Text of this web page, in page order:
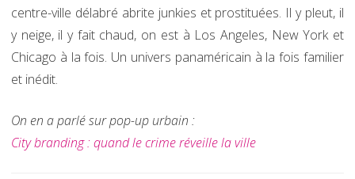
centre-ville délabré abrite junkies et prostituées. Il y pleut, il
y neige, il y fait chaud, on est à Los Angeles, New York et
Chicago à la fois. Un univers panaméricain à la fois familier
et inédit.
On en a parlé sur pop-up urbain :
City branding : quand le crime réveille la ville